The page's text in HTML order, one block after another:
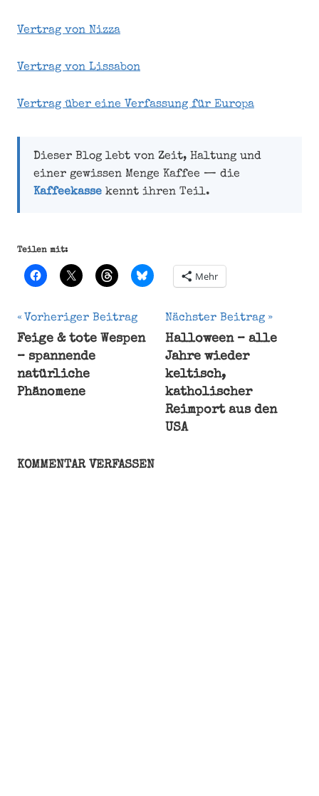
Vertrag von Nizza
Vertrag von Lissabon
Vertrag über eine Verfassung für Europa
Dieser Blog lebt von Zeit, Haltung und
einer gewissen Menge Kaffee — die
Kaffeekassekennt ihren Teil.
Teilen mit:
Mehr
Europa
Europäische
Union
Verfassung
Beitragsnavigation
Vorheriger Beitrag
Feige & tote Wespen
– spannende
natürliche
Phänomene
Nächster Beitrag
Halloween – alle
Jahre wieder
keltisch,
katholischer
Reimport aus den
USA
KOMMENTAR VERFASSEN